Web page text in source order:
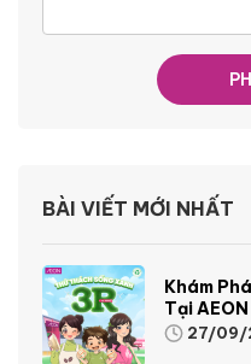
BÀI VIẾT MỚI NHẤT
Khám
Tại
Sinh Động
27/09/